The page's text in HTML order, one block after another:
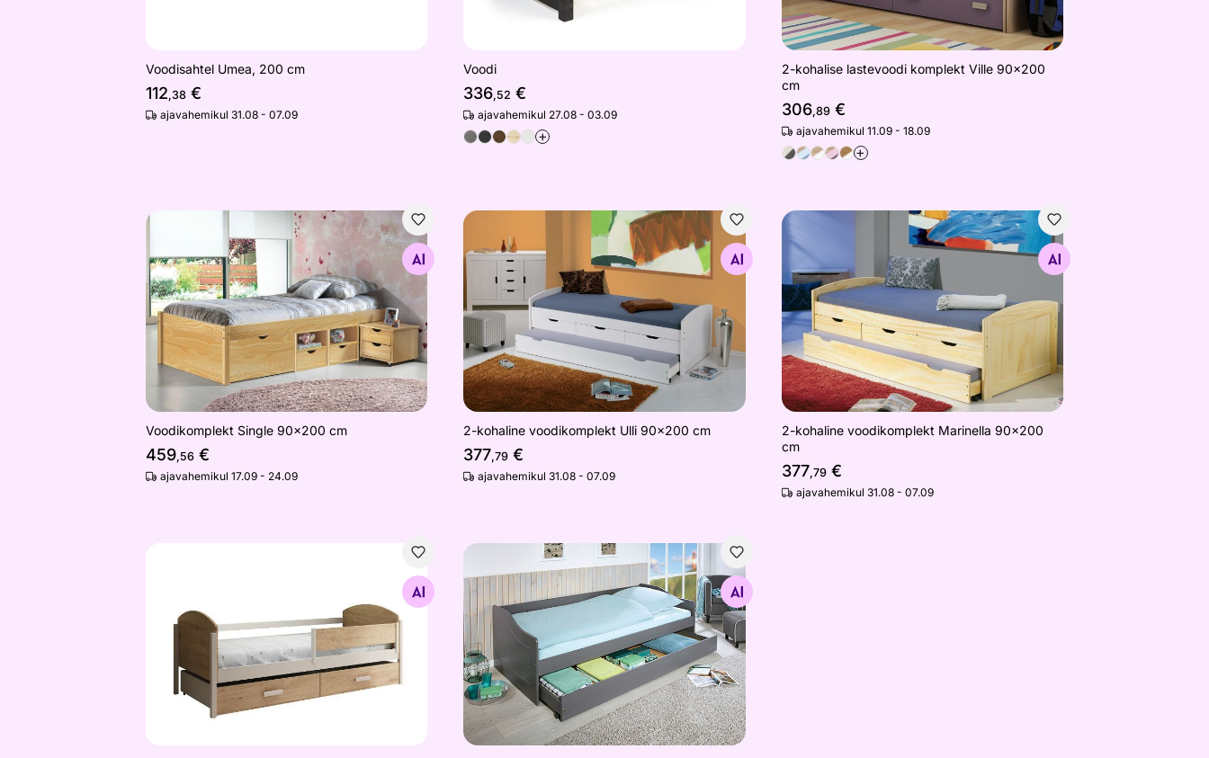
Voodisahtel Umea, 200 cm
112,38 €
ajavahemikul 31.08 - 07.09
Voodi
336,52 €
ajavahemikul 27.08 - 03.09
+
2-kohalise lastevoodi komplekt Ville 90x200
cm
306,89€
ajavahemikul 11.09 - 18.09
+
Voodikomplekt Single 90x200 cm
Otsi sarnaseid
Voodikomplekt Single 90x200 cm
459,56 €
ajavahemikul 17.09 - 24.09
2-kohaline voodikomplekt Ulli 90x200 cm
Otsi sarnaseid
2-kohaline voodikomplekt Ulli 90x200 cm
377,79 €
ajavahemikul 31.08 - 07.09
2-kohaline voodikomplekt Marinella 90x200 cm
Otsi sarnaseid
2-kohaline voodikomplekt Marinella 90x200
cm
377,79€
ajavahemikul 31.08 - 07.09
Voodi Malte 90x200 cm
Otsi sarnaseid